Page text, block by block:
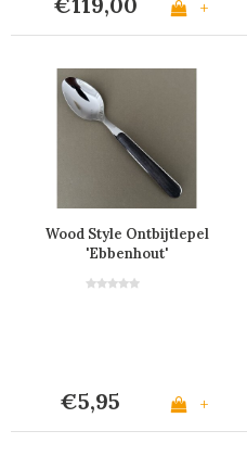
+
Wood Style Ontbijtlepel
'Ebbenhout'
€5,95 +